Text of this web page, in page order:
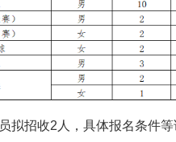
拟招收2人，具体报名条件